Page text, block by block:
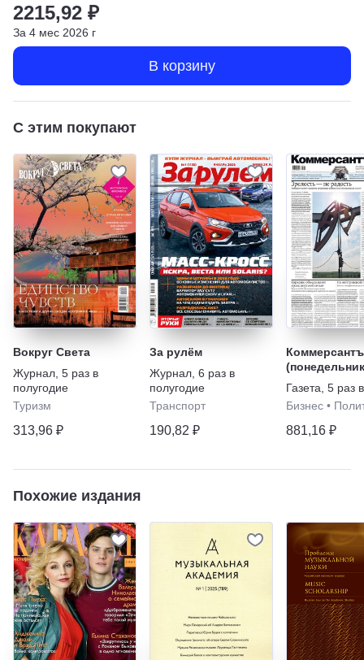
2215,92 ₽
За 4 мес 2026 г
В корзину
С этим покупают
Вокруг Света
Журнал 5 раз в
полугодие
Туризм
313,96 ₽
За рулём
Журнал 6 раз в
полугодие
Транспорт
190,82 ₽
Коммерсантъ
пятница)
Газета 5 раз
Бизнес •
881,16 ₽
Похожие издания